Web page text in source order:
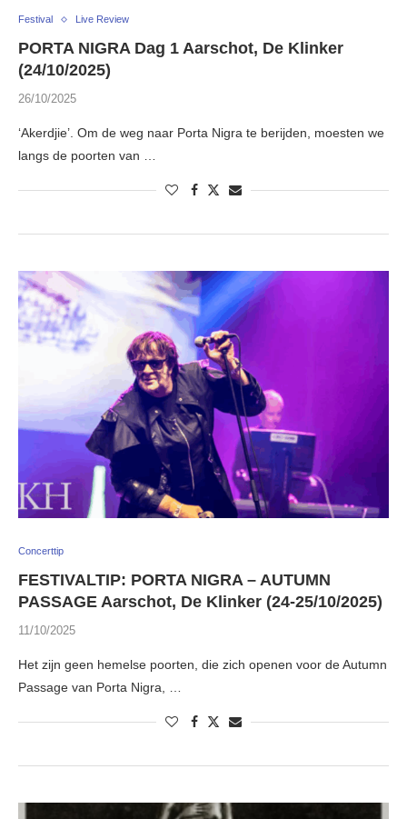
Festival Live Review
PORTA NIGRA Dag 1 Aarschot, De Klinker
(24/10/2025)
26/10/2025
‘Akerdjie’. Om de weg naar Porta Nigra te berijden, moesten we
langs de poorten van …
Concerttip
FESTIVALTIP: PORTA NIGRA – AUTUMN
PASSAGE Aarschot, De Klinker (24-25/10/2025)
11/10/2025
Het zijn geen hemelse poorten, die zich openen voor de Autumn
Passage van Porta Nigra, …